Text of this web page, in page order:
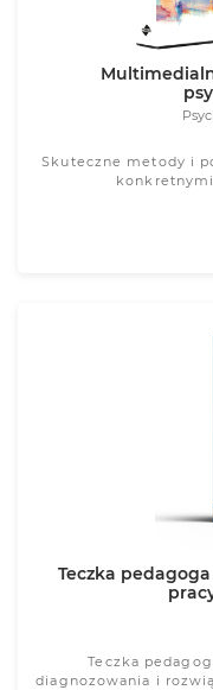
Skuteczne metody i
Teczka
Teczka
diagnozowania i